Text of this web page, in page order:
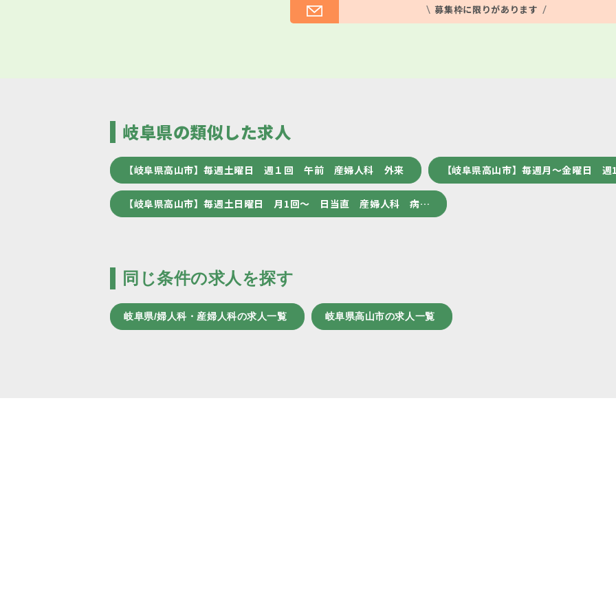
募集枠に限りがあります
岐阜県の類似した求人
【岐阜県高山市】毎週土曜日 週１回 午前 産婦人科 外来 【岐阜県高山市】毎週月～金曜
【岐阜県高山市】毎週土日曜日 月1回～ 日当直 産婦人科 病…
同じ条件の求人を探す
岐阜県/婦人科・産婦人科の求人一覧 岐阜県高山市の求人一覧